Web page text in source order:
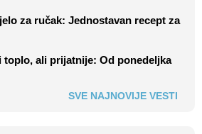
za ručak: Jednostavan recept za
toplo, ali prijatnije: Od ponedeljka
SVE NAJNOVIJE VESTI